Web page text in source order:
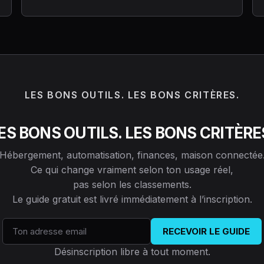
LES BONS OUTILS. LES BONS CRITÈRES.
BONS OUTILS. LES BONS
Hébergement, automatisation, finances, maison
Ce qui change vraiment selon ton usage réel,
pas selon les classements.
Le guide gratuit est livré immédiatement à l’inscription.
RECEVOIR LE GUIDE
Désinscription libre à tout moment.